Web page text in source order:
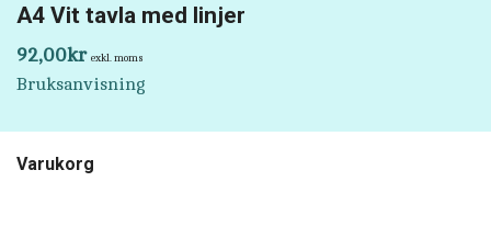
A4 Vit tavla med linjer
92,00kr exkl. moms
Bruksanvisning
Varukorg